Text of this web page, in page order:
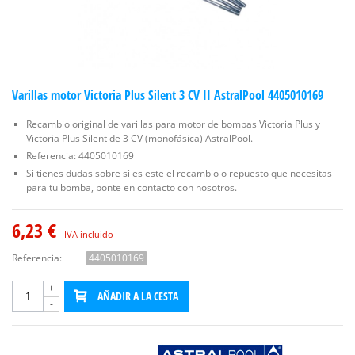
Varillas motor Victoria Plus Silent 3 CV II AstralPool 4405010169
Recambio original de varillas para motor de bombas Victoria Plus y
Victoria Plus Silent de 3 CV (monofásica) AstralPool.
Referencia: 4405010169
Si tienes dudas sobre si es este el recambio o repuesto que necesitas
para tu bomba, ponte en contacto con nosotros.
6,23 € IVA incluido
Referencia: 4405010169
-
+
AÑADIR A LA CESTA